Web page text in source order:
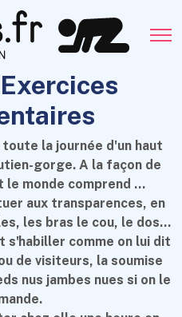
toute la journée d'un haut
gorge. A la façon de
monde comprend ...
aux transparences, en
les bras le cou, le dos...
s'habiller comme on lui dit
de visiteurs, la soumise
nus jambes nues si on le